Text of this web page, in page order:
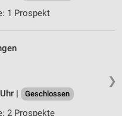
1 Prospekt
❯
|
Geschlossen
2 Prospekte